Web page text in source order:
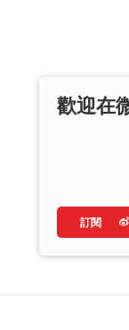
歡迎在
訂閱